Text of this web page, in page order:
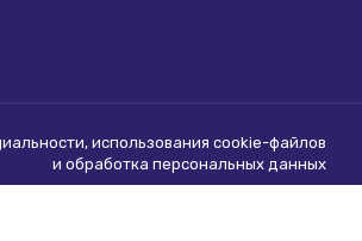
использования сookie-файлов
и обработка персональных данных